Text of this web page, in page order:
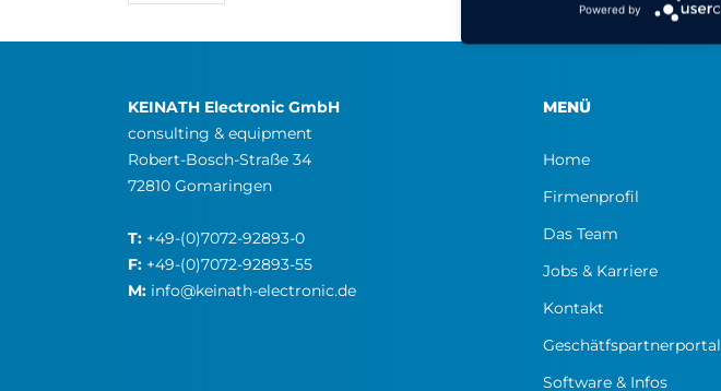
KEINATH Electronic GmbH
consulting & equipment
Robert-Bosch-Straße 34
72810 Gomaringen
T: +49-(0)7072-92893-0
F: +49-(0)7072-92893-55
M: info@keinath-electronic.de
MENÜ
Home
Firmenprofil
Das Team
Jobs & Karriere
Kontakt
Geschätfspartnerportal
Software & Infos
Powered by